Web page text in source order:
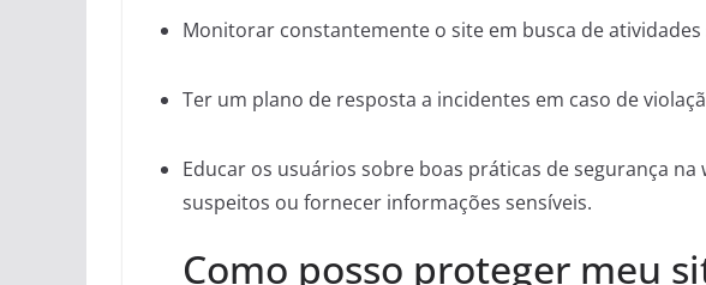
Monitorar constantemente o site em busca de
Ter um plano de resposta a incidentes em caso de
Educar os usuários sobre boas práticas de segurança
suspeitos ou fornecer informações sensíveis.
Como posso proteger meu